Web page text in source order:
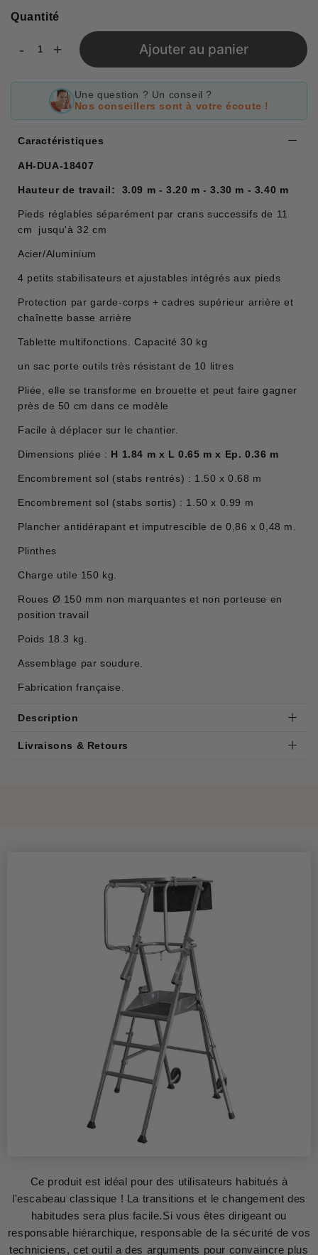
Quantité
- + Ajouter au panier
Une question ? Un conseil ?
Nos conseillers sont à votre écoute !
Caractéristiques
AH-DUA-18407
Hauteur de travail: 3.09 m - 3.20 m - 3.30 m - 3.40 m
Pieds réglables séparément par crans successifs de 11
cm jusqu'à 32 cm
Acier/Aluminium
4 petits stabilisateurs et ajustables intégrés aux pieds
Protection par garde-corps + cadres supérieur arrière et
chaînette basse arrière
Tablette multifonctions. Capacité 30 kg
un sac porte outils très résistant de 10 litres
Pliée, elle se transforme en brouette et peut faire gagner
près de 50 cm dans ce modèle
Facile à déplacer sur le chantier.
Dimensions pliée : H 1.84 m x L 0.65 m x Ep. 0.36 m
Encombrement sol (stabs rentrés) : 1.50 x 0.68 m
Encombrement sol (stabs sortis) : 1.50 x 0.99 m
Plancher antidérapant et imputrescible de 0,86 x 0,48 m.
Plinthes
Charge utile 150 kg.
Roues Ø 150 mm non marquantes et non porteuse en
position travail
Poids 18.3 kg.
Assemblage par soudure.
Fabrication française.
Description
Livraisons & Retours
Ce produit est idéal pour des utilisateurs habitués à
l'escabeau classique ! La transitions et le changement des
habitudes sera plus facile.Si vous êtes dirigeant ou
responsable hiérarchique, responsable de la sécurité de vos
techniciens, cet outil a des arguments pour convaincre plus